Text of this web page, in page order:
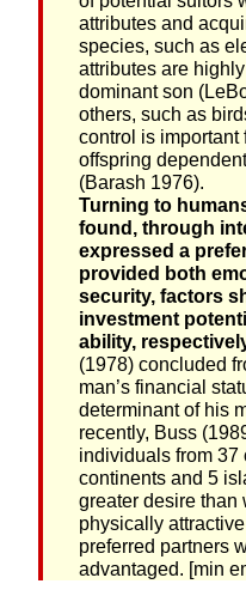
attributes and
species, such as
attributes are
dominant son
others, such as
control is important
offspring
(Barash 1976).
Turning to
found, through
expressed a
provided both
security, factors
investment
ability,
(1978) concluded
man’s financial
determinant of his
recently, Buss
individuals from 37
continents and 5
greater desire than
physically
preferred partners
advantaged. [min